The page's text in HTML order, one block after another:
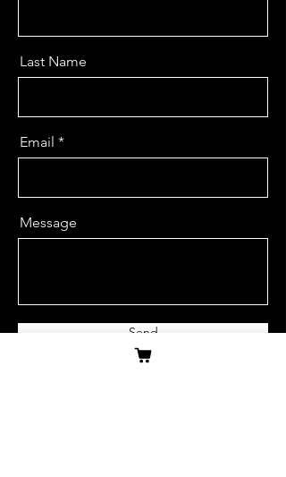
Last Name
Email
Message
Send